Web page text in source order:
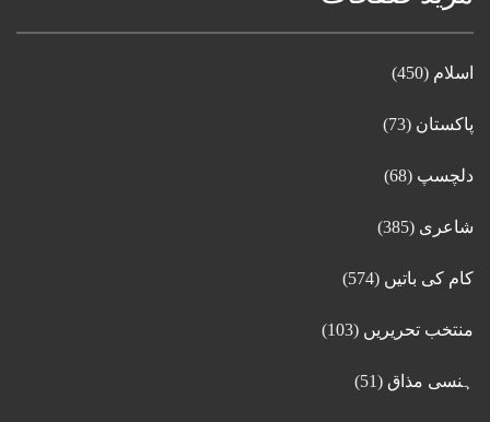
اسلام (450)
پاکستان (73)
دلچسپ (68)
شاعری (385)
کام کی باتیں (574)
منتخب تحریریں (103)
ہنسی مذاق (51)